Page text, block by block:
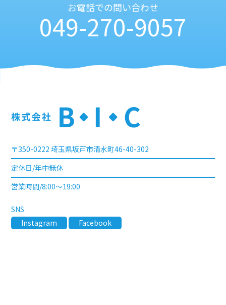
お電話での問い合わせ
049-270-9057
〒350-0222 埼玉県坂戸市清水町46-40-302
定休日/年中無休
営業時間/8:00〜19:00
SNS
Instagram
Facebook